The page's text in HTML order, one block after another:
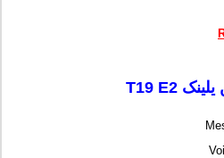
یلینک T19 E2